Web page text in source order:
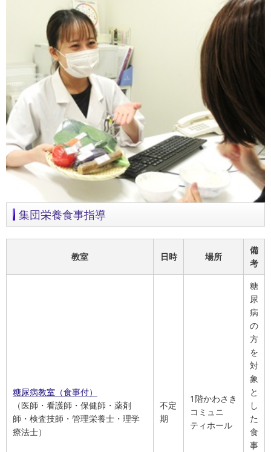
集団栄養食事指導
教室 日時 場所
備
考
糖尿病教室（食事付）
（医師・看護師・保健師・薬剤
師・検査技師・管理栄養士・理学
療法士）
不定
期
1階かわさき
コミュニ
ティホール
糖
尿
病
の
方
を
対
象
と
し
た
食
事